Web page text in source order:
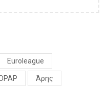
Euroleague
Άρης